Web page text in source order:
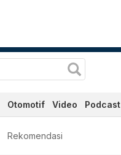
Otomotif Video Podcast
Rekomendasi